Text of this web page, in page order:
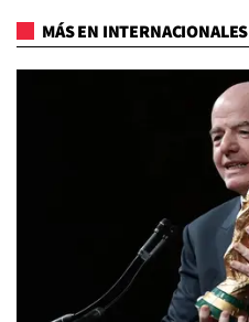
MÁS EN INTERNACIONALES